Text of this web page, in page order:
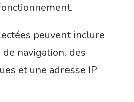
peuvent inclure
navigation, des
et une adresse IP